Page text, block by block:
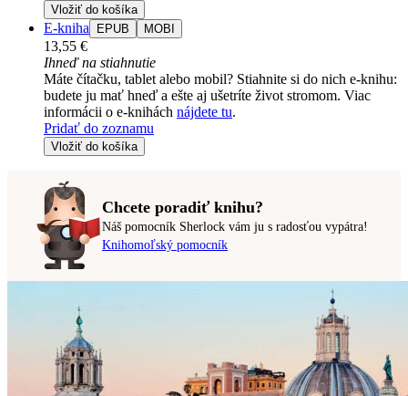
Vložiť do košíka
E-kniha EPUB MOBI
13,55 €
Ihneď na stiahnutie
Máte čítačku, tablet alebo mobil? Stiahnite si do nich e-knihu:
budete ju mať hneď a ešte aj ušetríte život stromom. Viac
informácii o e-knihách nájdete tu.
Pridať do zoznamu
Vložiť do košíka
Chcete poradiť knihu?
Náš pomocník Sherlock vám ju s radosťou vypátra!
Knihomoľský pomocník